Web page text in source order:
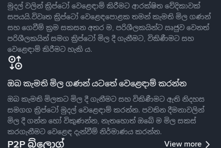
මුදල් වලින් ක්‍රිප්ටෝ වෙළෙඳාම් කිරීමට ආරක්ෂිත වේදිකාවක්
සපයයි.විවෘත ක්‍රිප්ටෝ වෙළෙඳපොළක තමන් කැමති මිල ගණන්
සහ ගෙවීම් ක්‍රම සකසන අතර ම, පරිශීලකයින්ට ඍජුව වෙනත්
පරිශීලකයින් සමග ක්‍රිප්ටෝ මිල දී ගැනීමට, විකිණීමට සහ
වෙළෙඳාම් කිරීමට හැකි ය.
ඔබ කැමති මිල ගණන් යටතේ වෙළෙඳාම් කරන්න
ඔබ කැමති මිලකට මිල දී ගැනීමට සහ විකිණීමට ඇති නිදහස
සමගග ක්‍රිප්ටෝ මුදල් වෙළෙඳාම් කරන්න. පවතින දීමනාවලින්
මිල දී ගන්න හෝ විකුණන්න, නැතහොත් ඔබේ ම මිල සකස්
කරගැනීමට වෙළෙඳ දැන්වීම් නිර්මාණය කරන්න.
P2P බ්ලොග් View more